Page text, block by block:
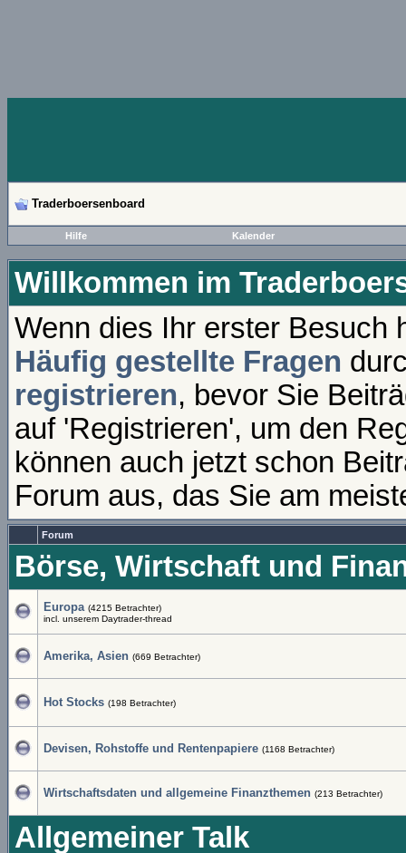
Traderboersenboard
Hilfe Kalender
Willkommen im
Wenn dies Ihr erster
Häufig gestellte Fragen
registrieren, bevor Sie
auf 'Registrieren', um den
können auch jetzt schon
Forum aus, das Sie am
Forum
Börse, Wirtschaft und
Europa (4215 Betrachter)
incl. unserem Daytrader-thread
Amerika, Asien (669 Betrachter)
Hot Stocks (198 Betrachter)
Devisen, Rohstoffe und Rentenpapiere (1168 Betrachter)
Wirtschaftsdaten und allgemeine Finanzthemen (213 Betrachter)
Allgemeiner Talk